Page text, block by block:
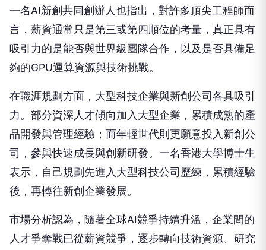
一名AI新創共同創辦人也指出，對許多頂尖工程師而
言，薪資通常只是第三或第四順位的考量，真正具有
吸引力的是能否與世界級團隊合作，以及是否具備足
夠的GPU運算資源與技術挑戰。
在職涯規劃方面，大型科技企業與新創公司各具吸引
力。部分資深人才傾向加入大型企業，累積成熟的產
品開發與管理經驗；而年輕世代則更願意投入新創公
司，參與快速成長與創新研發。一名香港大學博士生
表示，自己規劃先進入大型科技公司歷練，累積經驗
後，再轉往新創企業發展。
市場分析認為，隨著全球AI競爭持續升溫，企業間的
人才爭奪戰已從薪資競爭，逐步轉向技術資源、研究